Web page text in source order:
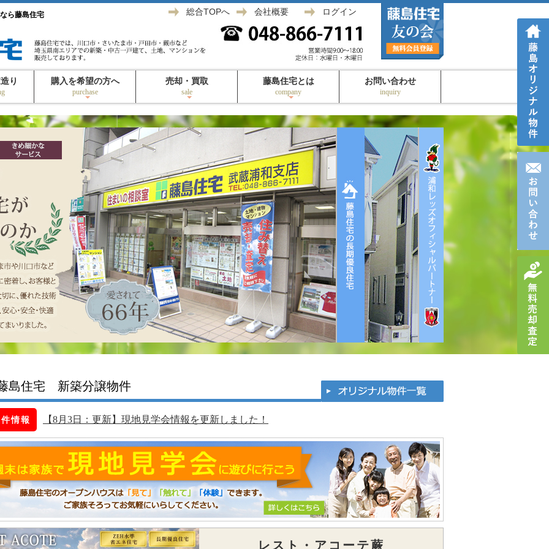
ら藤島住宅 総合TOPへ 会社概要 ログイン
り 購入を希望の方へ
purchase
売却・買取
sale
藤島住宅とは
company
お問い合わせ
inquiry
島住宅 新築分譲物件
情報
レスト・アコーテ蕨